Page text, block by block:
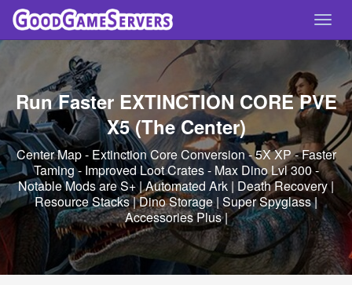
Run Faster EXTINCTION CORE PVE
X5 (The Center)
Center Map - Extinction Core Conversion - 5X XP - Faster
Taming - Improved Loot Crates - Max Dino Lvl 300 -
Notable Mods are S+ | Automated Ark | Death Recovery |
Resource Stacks | Dino Storage | Super Spyglass |
Accessories Plus |